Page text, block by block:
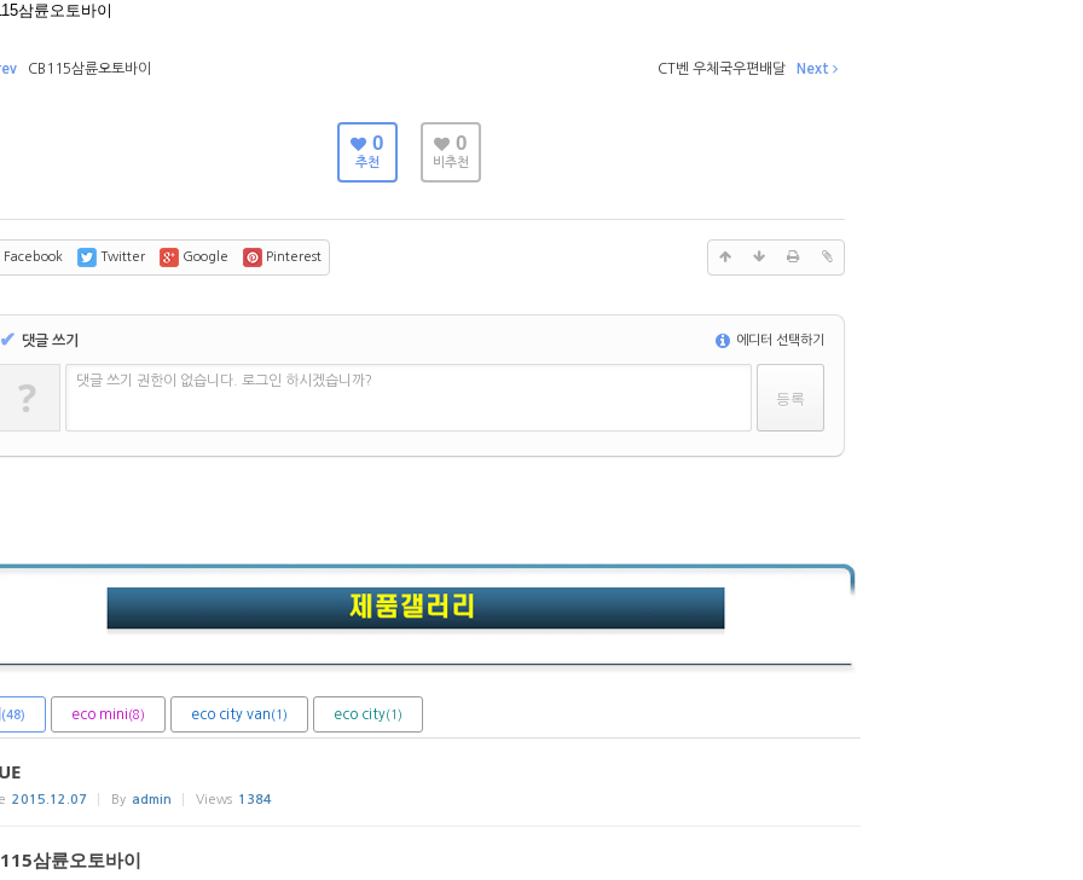
삼륜오토바이
CB115삼륜오토바이 CT벤 우체국우편배달 Next
0
추천
0
비추천
Facebook Twitter Google Pinterest
✔ 댓글 쓰기 에디터 선택하기
? 댓글 쓰기 권한이 없습니다. 로그인 하시겠습니까?
(48) eco mini (8) eco city van (1) eco city(1)
2015.12.07 By admin Views 1384
삼륜오토바이